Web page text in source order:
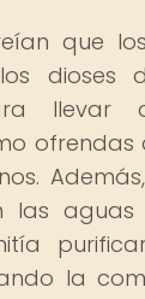
que
dioses
llevar
ofrendas
las
la